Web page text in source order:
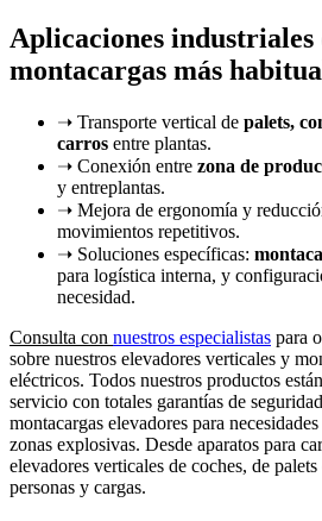
Aplicaciones industriales
montacargas más
➝ Transporte vertical de palets,
carros entre plantas.
➝ Conexión entre zona de
y entreplantas.
➝ Mejora de ergonomía y
movimientos repetitivos.
➝ Soluciones específicas:
para logística interna, y
necesidad.
Consulta con nuestros especialistas para
sobre nuestros elevadores verticales y
eléctricos. Todos nuestros productos
servicio con totales garantías de
montacargas elevadores para
zonas explosivas. Desde aparatos para
elevadores verticales de coches, de
personas y cargas.